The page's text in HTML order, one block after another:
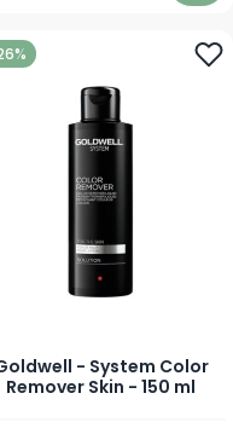
- System Color
Remover Skin - 150 ml